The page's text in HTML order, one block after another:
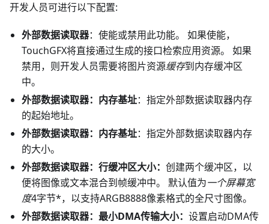
开发人员可进行以下配置:
外部数据读取器：使能或禁用此功能。 如果使能，
TouchGFX将直接通过生成的接口检索应用资源。 如果
禁用，则开发人员需要将图片资源缓存到内存缓冲区
中。
外部数据读取器：内存基址：指定外部数据读取器内存
的起始地址。
外部数据读取器：内存基址：指定外部数据读取器内存
的大小。
外部数据读取器：行缓冲区大小： 创建两个缓冲区，以
便将图像或文本混合到帧缓冲中。 默认值为一个屏幕宽
度4字节*，以支持ARGB8888像素格式的全尺寸图像。
外部数据读取器：最小DMA传输大小： 设置启动DMA传